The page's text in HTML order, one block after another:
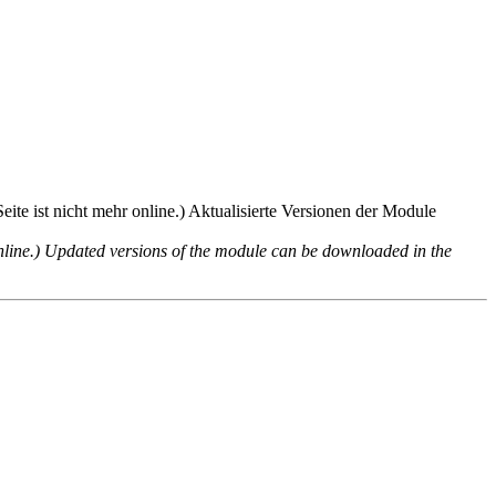
ist nicht mehr online.) Aktualisierte Versionen der Module
Updated versions of the module can be downloaded in the